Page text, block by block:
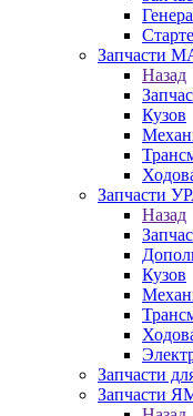
Запчасти
Назад
Кузов
Запчасти
Назад
Кузов
Запчасти
Запчасти